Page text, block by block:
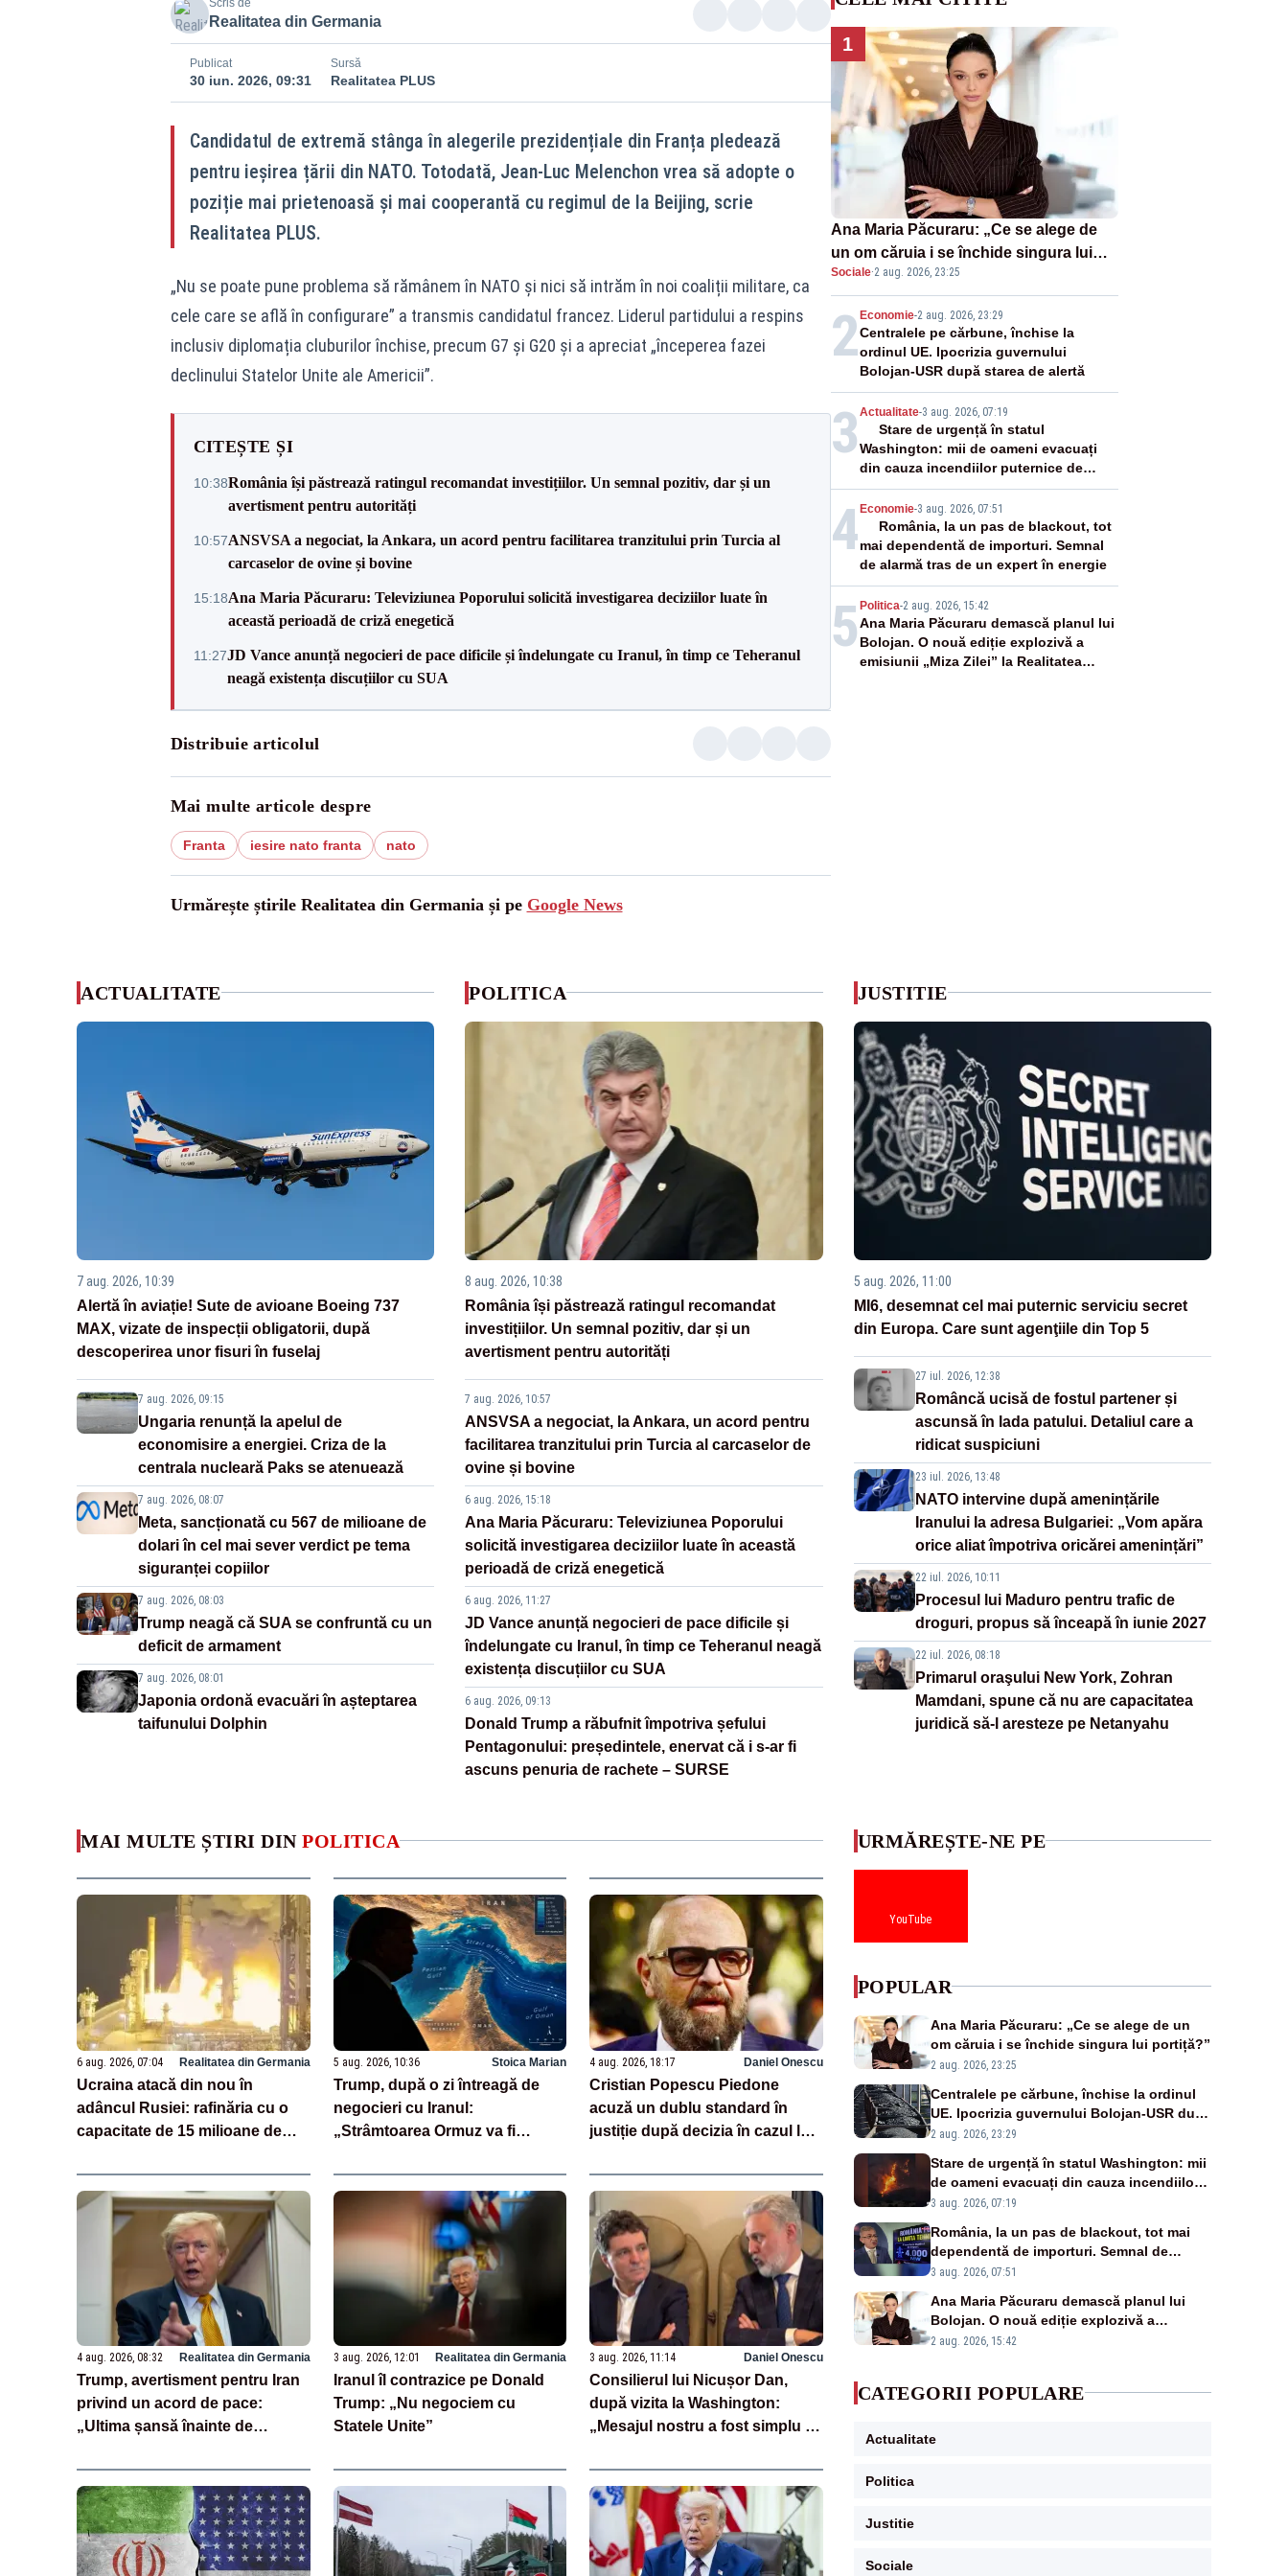
Realitatea din Germania
Publicat
30 iun. 2026, 09:31
Sursă
Realitatea PLUS
Candidatul de extremă stânga în alegerile prezidențiale din Franța pledează
pentru ieșirea țării din NATO. Totodată, Jean-Luc Melenchon vrea să adopte o
poziție mai prietenoasă și mai cooperantă cu regimul de la Beijing, scrie
Realitatea PLUS.
„Nu se poate pune problema să rămânem în NATO şi nici să intrăm în noi coaliții militare, ca
cele care se află în configurare” a transmis candidatul francez. Liderul partidului a respins
inclusiv diplomația cluburilor închise, precum G7 și G20 și a apreciat „începerea fazei
declinului Statelor Unite ale Americii”.
CITEȘTE ȘI
10:38România își păstrează ratingul recomandat investițiilor. Un semnal pozitiv, dar și un
avertisment pentru autorități
10:57ANSVSA a negociat, la Ankara, un acord pentru facilitarea tranzitului prin Turcia al
carcaselor de ovine și bovine
15:18Ana Maria Păcuraru: Televiziunea Poporului solicită investigarea deciziilor luate în
această perioadă de criză enegetică
11:27JD Vance anunță negocieri de pace dificile și îndelungate cu Iranul, în timp ce Teheranul
neagă existența discuțiilor cu SUA
Distribuie articolul
Mai multe articole despre
Franta iesire nato franta nato
Urmărește știrile Realitatea din Germania și pe Google News
1
Ana Maria Păcuraru: „Ce se alege de
un om căruia i se închide singura lui
portiță?”
Sociale·2 aug. 2026, 23:25
2Economie-2 aug. 2026, 23:29
Centralele pe cărbune, închise la
ordinul UE. Ipocrizia guvernului
Bolojan-USR după starea de alertă
3 Actualitate-3 aug. 2026, 07:19
Stare de urgență în statul
Washington: mii de oameni evacuați
din cauza incendiilor puternice de
vegetație
4Economie-3 aug. 2026, 07:51
România, la un pas de blackout, tot
mai dependentă de importuri. Semnal
de alarmă tras de un expert în energie
5 Politica-2 aug. 2026, 15:42
Ana Maria Păcuraru demască planul lui
Bolojan. O nouă ediție explozivă a
emisiunii „Miza Zilei” la Realitatea
ACTUALITATE
7 aug. 2026, 10:39
Alertă în aviație! Sute de avioane Boeing 737
MAX, vizate de inspecții obligatorii, după
descoperirea unor fisuri în fuselaj
7 aug. 2026, 09:15
Ungaria renunță la apelul de
economisire a energiei. Criza de la
centrala nucleară Paks se atenuează
7 aug. 2026, 08:07
Meta, sancționată cu 567 de milioane de
dolari în cel mai sever verdict pe tema
siguranței copiilor
7 aug. 2026, 08:03
Trump neagă că SUA se confruntă cu un
deficit de armament
7 aug. 2026, 08:01
Japonia ordonă evacuări în așteptarea
taifunului Dolphin
POLITICA
8 aug. 2026, 10:38
România își păstrează ratingul recomandat
investițiilor. Un semnal pozitiv, dar și un
avertisment pentru autorități
7 aug. 2026, 10:57
ANSVSA a negociat, la Ankara, un acord pentru
facilitarea tranzitului prin Turcia al carcaselor de
ovine și bovine
6 aug. 2026, 15:18
Ana Maria Păcuraru: Televiziunea Poporului
solicită investigarea deciziilor luate în această
perioadă de criză enegetică
6 aug. 2026, 11:27
JD Vance anunță negocieri de pace dificile și
îndelungate cu Iranul, în timp ce Teheranul neagă
existența discuțiilor cu SUA
6 aug. 2026, 09:13
Donald Trump a răbufnit împotriva șefului
Pentagonului: președintele, enervat că i s-ar fi
ascuns penuria de rachete – SURSE
JUSTITIE
5 aug. 2026, 11:00
MI6, desemnat cel mai puternic serviciu secret
din Europa. Care sunt agenţiile din Top 5
27 iul. 2026, 12:38
Româncă ucisă de fostul partener și
ascunsă în lada patului. Detaliul care a
ridicat suspiciuni
23 iul. 2026, 13:48
NATO intervine după amenințările
Iranului la adresa Bulgariei: „Vom apăra
orice aliat împotriva oricărei amenințări”
22 iul. 2026, 10:11
Procesul lui Maduro pentru trafic de
droguri, propus să înceapă în iunie 2027
22 iul. 2026, 08:18
Primarul oraşului New York, Zohran
Mamdani, spune că nu are capacitatea
juridică să-l aresteze pe Netanyahu
MAI MULTE ȘTIRI DIN POLITICA
6 aug. 2026, 07:04 Realitatea din Germania
Ucraina atacă din nou în
adâncul Rusiei: rafinăria cu o
capacitate de 15 milioane de
două nopți la rând
5 aug. 2026, 10:36 Stoica Marian
Trump, după o zi întreagă de
negocieri cu Iranul:
„Strâmtoarea Ormuz va fi
4 aug. 2026, 18:17 Daniel Onescu
Cristian Popescu Piedone
acuză un dublu standard în
justiție după decizia în cazul lui
ani interdicție, pentru el o
reducere de 10%”
4 aug. 2026, 08:32 Realitatea din Germania
Trump, avertisment pentru Iran
privind un acord de pace:
„Ultima șansă înainte de
3 aug. 2026, 12:01 Realitatea din Germania
Iranul îl contrazice pe Donald
Trump: „Nu negociem cu
Statele Unite”
3 aug. 2026, 11:14 Daniel Onescu
Consilierul lui Nicușor Dan,
după vizita la Washington:
„Mesajul nostru a fost simplu -
Unite”
URMĂREȘTE-NE PE
YouTube
POPULAR
Ana Maria Păcuraru: „Ce se alege de un
om căruia i se închide singura lui portiță?”
2 aug. 2026, 23:25
Centralele pe cărbune, închise la ordinul
UE. Ipocrizia guvernului Bolojan-USR după
starea de alertă
2 aug. 2026, 23:29
Stare de urgență în statul Washington: mii
de oameni evacuați din cauza incendiilor
puternice de vegetație
3 aug. 2026, 07:19
România, la un pas de blackout, tot mai
dependentă de importuri. Semnal de
alarmă tras de un expert în energie
3 aug. 2026, 07:51
Ana Maria Păcuraru demască planul lui
Bolojan. O nouă ediție explozivă a
emisiunii „Miza Zilei” la Realitatea PLUS
2 aug. 2026, 15:42
CATEGORII POPULARE
Actualitate
Politica
Justitie
Sociale